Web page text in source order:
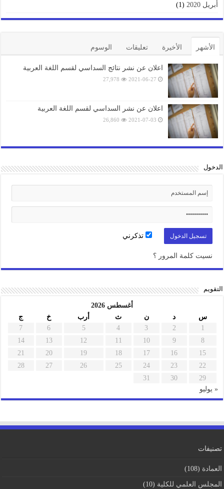
أبريل 2020 (1)
الأشهر الأخيرة تعليقات الوسوم
اعلان عن نشر نتائج السداسي لقسم اللغة العربية
2021-06-27
27,978
اعلان عن نشر السداسي لقسم اللغة العربية
2021-07-03
26,860
الدخول
تذكرني
نسيت كلمة المرور ؟
التقويم
أغسطس 2026
س
د ن ث أرب خ
ج
1
2
3
4
5
6
7
8
9
10
11
12
13
14
15
16
17
18
19
20
21
22
23
24
25
26
27
28
29
30
31
« يوليو
تصنيفات
العمادة (108)
المجلس العلمي للكلية (10)